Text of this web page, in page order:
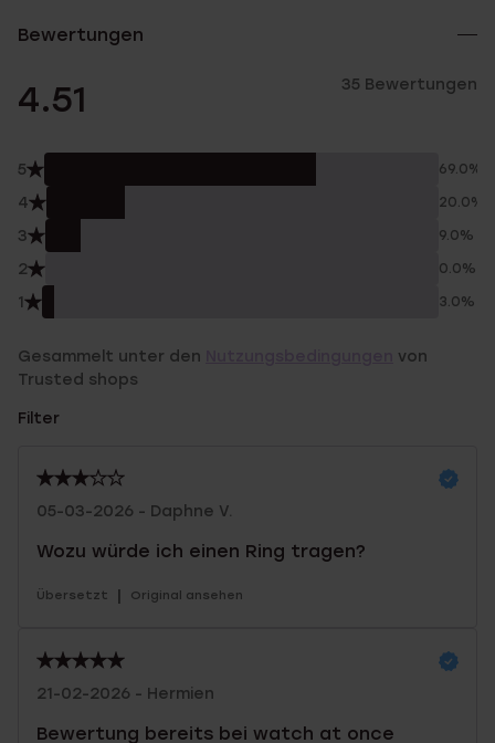
Bewertungen
4.51 35 Bewertungen
5 69.0%
4 20.0%
3 9.0%
2 0.0%
1 3.0%
Gesammelt unter den
von
Trusted shops
Filter
05-03-2026 - Daphne V.
Wozu würde ich einen Ring tragen?
Übersetzt | Original ansehen
21-02-2026 - Hermien
Bewertung bereits bei watch at once